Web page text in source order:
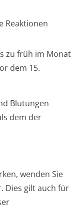
Reaktionen
zu früh im Monat
dem 15.
Blutungen
dem der
wenden Sie
Dies gilt auch für